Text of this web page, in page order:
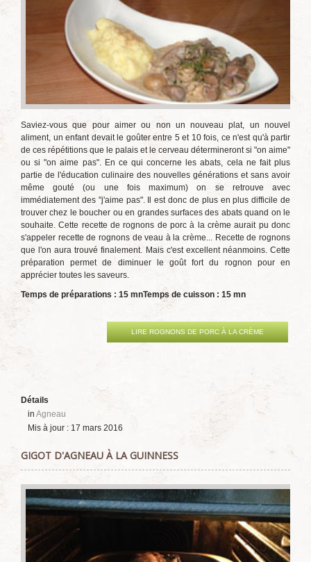
Saviez-vous que pour aimer ou non un nouveau plat, un nouvel
aliment, un enfant devait le goûter entre 5 et 10 fois, ce n'est qu'à partir
de ces répétitions que le palais et le cerveau détermineront si "on aime"
ou si "on aime pas". En ce qui concerne les abats, cela ne fait plus
partie de l'éducation culinaire des nouvelles générations et sans avoir
même gouté (ou une fois maximum) on se retrouve avec
immédiatement des "j'aime pas". Il est donc de plus en plus difficile de
trouver chez le boucher ou en grandes surfaces des abats quand on le
souhaite. Cette recette de rognons de porc à la crème aurait pu donc
s'appeler recette de rognons de veau à la crème... Recette de rognons
que l'on aura trouvé finalement. Mais c'est excellent néanmoins. Cette
préparation permet de diminuer le goût fort du rognon pour en
apprécier toutes les saveurs.
Temps de préparations : 15 mnTemps de cuisson : 15 mn
LIRE ROGNONS DE PORC À LA CRÈME
Détails
in Agneau
Mis à jour : 17 mars 2016
GIGOT D'AGNEAU À LA GUINNESS